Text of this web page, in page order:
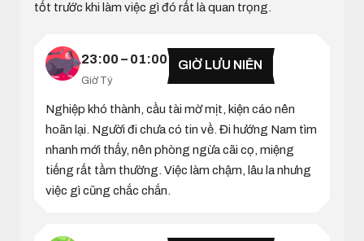
tốt trước khi làm việc gì đó rất là quan trọng.
23:00 – 01:00
Giờ Tý
GIỜ LƯU NIÊN
Nghiệp khó thành, cầu tài mờ mịt, kiện cáo nên
hoãn lại. Người đi chưa có tin về. Đi hướng Nam tìm
nhanh mới thấy, nên phòng ngừa cãi cọ, miệng
tiếng rất tầm thường. Việc làm chậm, lâu la nhưng
việc gì cũng chắc chắn.